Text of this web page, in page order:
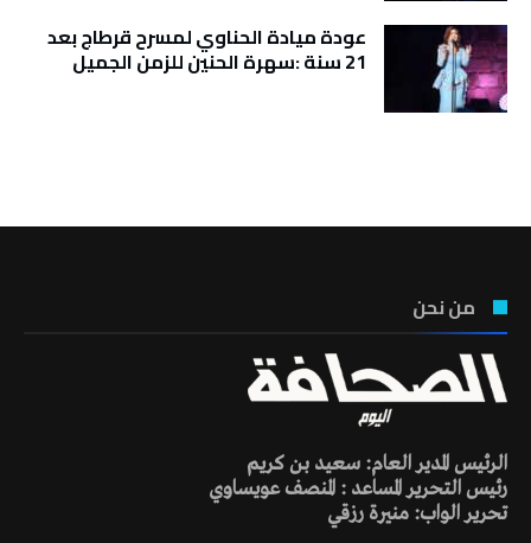
عودة ميادة الحناوي لمسرح قرطاج بعد
21 سنة :سهرة الحنين للزمن الجميل
من نحن
الرئيس المدير العام: سعيد بن كريم
رئيس التحرير المساعد : المنصف عويساوي
تحرير الواب: منيرة رزقي